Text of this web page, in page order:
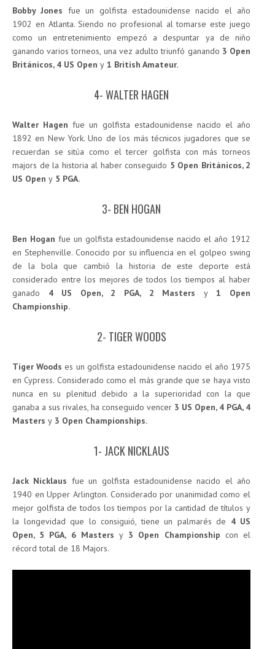
Bobby Jones fue un golfista estadounidense nacido el año
1902 en Atlanta. Siendo no profesional al tomarse este juego
como un entretenimiento empezó a despuntar ya de niño
ganando varios torneos, una vez adulto triunfó ganando 3 Open
Británicos, 4 US Open y 1 British Amateur.
4- WALTER HAGEN
Walter Hagen fue un golfista estadounidense nacido el año
1892 en New York. Uno de los más técnicos jugadores que se
recuerdan se sitúa como el tercer golfista con más torneos
majors de la historia al haber conseguido 5 Open Británicos, 2
US Open y 5 PGA.
3- BEN HOGAN
Ben Hogan fue un golfista estadounidense nacido el año 1912
en Stephenville. Conocido por su influencia en el golpeo swing
de la bola que cambió la historia de este deporte está
considerado entre los mejores de todos los tiempos al haber
ganado 4 US Open, 2 PGA, 2 Masters y1 Open
Championship.
2- TIGER WOODS
Tiger Woods es un golfista estadounidense nacido el año 1975
en Cypress. Considerado como el más grande que se haya visto
nunca en su plenitud debido a la superioridad con la que
ganaba a sus rivales, ha conseguido vencer 3 US Open, 4 PGA, 4
Masters y 3 Open Championships.
1- JACK NICKLAUS
Jack Nicklaus fue un golfista estadounidense nacido el año
1940 en Upper Arlington. Considerado por unanimidad como el
mejor golfista de todos los tiempos por la cantidad de títulos y
la longevidad que lo consiguió, tiene un palmarés de 4 US
Open, 5 PGA, 6 Masters y 3 Open Championship con el
récord total de 18 Majors.